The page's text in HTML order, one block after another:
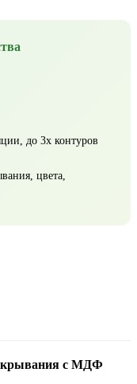
до 3х контуров
цвета,
с МДФ